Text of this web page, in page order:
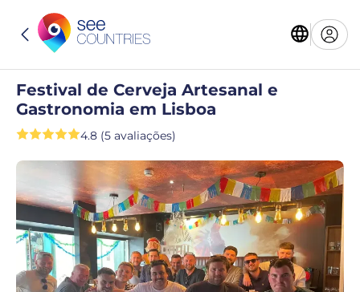
Festival de Cerveja Artesanal e
Gastronomia em Lisboa
4.8 (5 avaliações)